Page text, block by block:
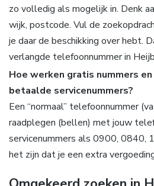
zo volledig als mogelijk in. Denk
wijk, postcode. Vul de
je daar de beschikking over hebt.
verlangde telefoonnummer in
Hoe werken gratis nummers
betaalde servicenummers?
Een “normaal” telefoonnummer
raadplegen (bellen) met jouw
servicenummers als 0900, 0840,
het zijn dat je een extra